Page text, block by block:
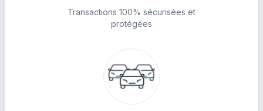
Transactions 100% sécurisées et
protégées